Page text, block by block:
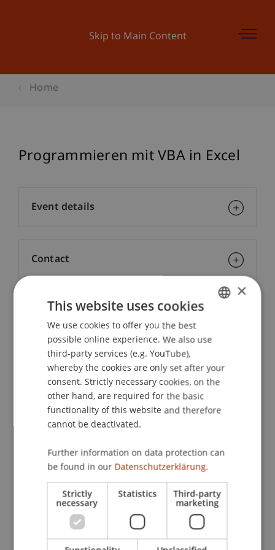
Skip to Main Content
Home
Programmieren mit VBA in Excel
Lecturer:
Dr. rer. oec. Jurij-AndreiReichenecker MSc UZH
ETH LL.M.
School or Professorship:
CHF 490.- pro Person einschliesslich
Kursunterlagen, Teilnehmerzertifikat und Apéro.
Studierende der Aus- und Weiterbildung der
Universität Liechtenstein erhalten einen
reduzierten Preis von CHF 245.-, Mitglieder der
CFA Society Liechtenstein bezahlen CHF 420.-.
Event details
Contact
Downloads / Links
ENGLISH
×
This website uses cookies
We use cookies to offer you the best
possible online experience. We also use
third-party services (e.g. YouTube),
whereby the cookies are only set after your
consent. Strictly necessary cookies, on the
other hand, are required for the basic
functionality of this website and therefore
cannot be deactivated.
Further information on data protection can
be found in our Datenschutzerklärung.
Strictly
necessary
Statistics Third-party
marketing